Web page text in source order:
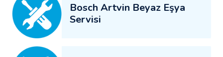
Bosch Artvin Beyaz Eşya
Servisi